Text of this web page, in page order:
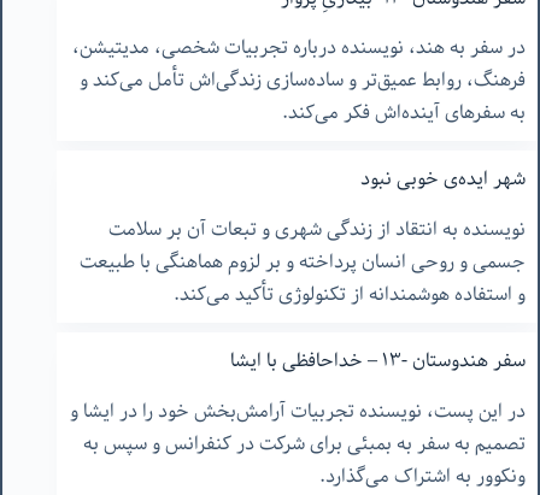
در سفر به هند، نویسنده درباره تجربیات شخصی، مدیتیشن،
فرهنگ، روابط عمیق‌تر و ساده‌سازی زندگی‌اش تأمل می‌کند و
به سفرهای آینده‌اش فکر می‌کند.
شهر ایده‌ی خوبی نبود
نویسنده به انتقاد از زندگی شهری و تبعات آن بر سلامت
جسمی و روحی انسان پرداخته و بر لزوم هماهنگی با طبیعت
و استفاده هوشمندانه از تکنولوژی تأکید می‌کند.
سفر هندوستان -١٣ – خداحافظی با ایشا
در این پست، نویسنده تجربیات آرامش‌بخش خود را در ایشا و
تصمیم به سفر به بمبئی برای شرکت در کنفرانس و سپس به
ونکوور به اشتراک می‌گذارد.